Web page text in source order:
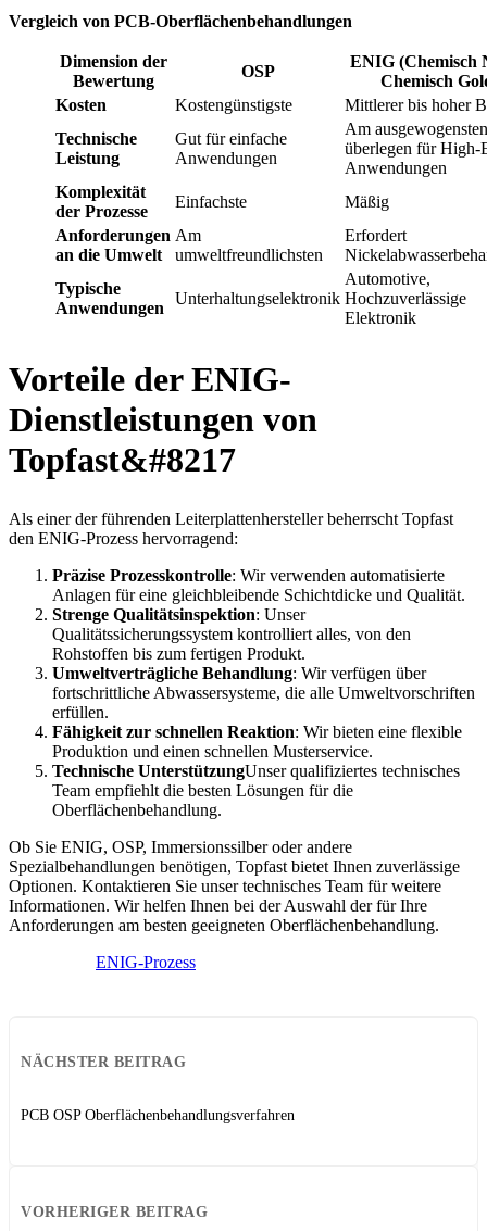
Vergleich von PCB-Oberflächenbehandlungen
Dimension der
Bewertung
OSP
ENIG (Chemisch
Chemisch
Kosten
Kostengünstigste
Mittlerer bis hoher
Technische
Leistung
Gut für einfache
Anwendungen
Am
überlegen für High-
Anwendungen
Komplexität
der Prozesse
Einfachste
Mäßig
Anforderungen
an die Umwelt
Am
umweltfreundlichsten
Erfordert
Typische
Anwendungen
Unterhaltungselektronik
Automotive,
Hochzuverlässige
Elektronik
Vorteile der ENIG-
Dienstleistungen von
Topfast&#8217
Als einer der führenden Leiterplattenhersteller beherrscht Topfast
den ENIG-Prozess hervorragend:
Präzise Prozesskontrolle: Wir verwenden automatisierte
Anlagen für eine gleichbleibende Schichtdicke und Qualität.
Strenge Qualitätsinspektion: Unser
Qualitätssicherungssystem kontrolliert alles, von den
Rohstoffen bis zum fertigen Produkt.
Umweltverträgliche Behandlung: Wir verfügen über
fortschrittliche Abwassersysteme, die alle Umweltvorschriften
erfüllen.
Fähigkeit zur schnellen Reaktion: Wir bieten eine flexible
Produktion und einen schnellen Musterservice.
Technische UnterstützungUnser qualifiziertes technisches
Team empfiehlt die besten Lösungen für die
Oberflächenbehandlung.
Ob Sie ENIG, OSP, Immersionssilber oder andere
Spezialbehandlungen benötigen, Topfast bietet Ihnen zuverlässige
Optionen. Kontaktieren Sie unser technisches Team für weitere
Informationen. Wir helfen Ihnen bei der Auswahl der für Ihre
Anforderungen am besten geeigneten Oberflächenbehandlung.
ENIG-Prozess
VORHERIGER BEITRAG
NÄCHSTER BEITRAG
PCB OSP Oberflächenbehandlungsverfahren